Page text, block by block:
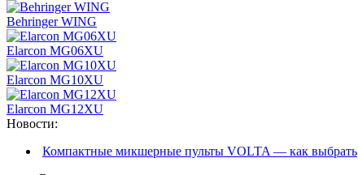
Behringer WING
Elarcon MG06XU
Elarcon MG10XU
Elarcon MG12XU
Новости:
Компактные микшерные пульты VOLTA — как выбрать